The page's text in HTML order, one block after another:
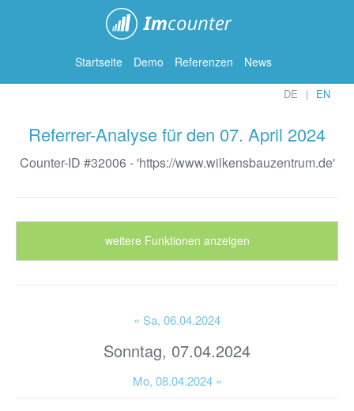
Startseite Demo Referenzen News
DE EN
Referrer-Analyse für den 07. April 2024
Counter-ID #32006 - 'https://www.wilkensbauzentrum.de'
weitere Funktionen anzeigen
« Sa, 06.04.2024
Sonntag, 07.04.2024
Mo, 08.04.2024 »